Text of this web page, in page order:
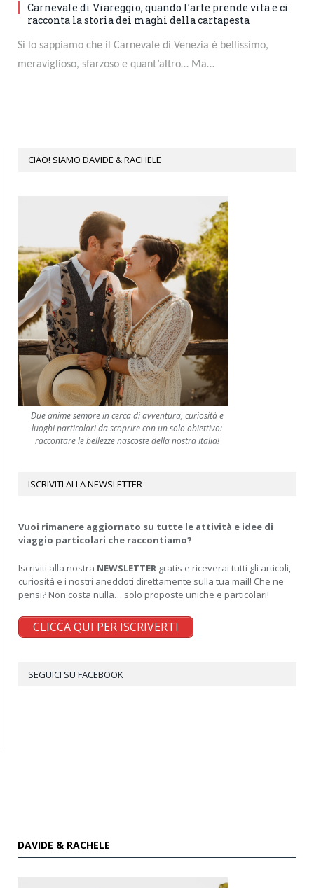
Carnevale di Viareggio, quando l’arte prende vita e ci
racconta la storia dei maghi della cartapesta
Si lo sappiamo che il Carnevale di Venezia è bellissimo,
meraviglioso, sfarzoso e quant’altro… Ma…
CIAO! SIAMO DAVIDE & RACHELE
Due anime sempre in cerca di avventura, curiosità e
luoghi particolari da scoprire con un solo obiettivo:
raccontare le bellezze nascoste della nostra Italia!
ISCRIVITI ALLA NEWSLETTER
Vuoi rimanere aggiornato su tutte le attività e idee di
viaggio particolari che raccontiamo?
Iscriviti alla nostra NEWSLETTER gratis e riceverai tutti gli articoli,
curiosità e i nostri aneddoti direttamente sulla tua mail! Che ne
pensi? Non costa nulla… solo proposte uniche e particolari!
CLICCA QUI PER ISCRIVERTI
SEGUICI SU FACEBOOK
DAVIDE & RACHELE